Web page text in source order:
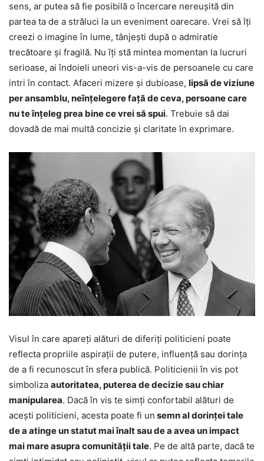
sens, ar putea să fie posibilă o încercare nereușită din
partea ta de a străluci la un eveniment oarecare. Vrei să îți
creezi o imagine în lume, tânjești după o admiratie
trecătoare și fragilă. Nu îți stă mintea momentan la lucruri
serioase, ai îndoieli uneori vis-a-vis de persoanele cu care
intri în contact. Afaceri mizere și dubioase, lipsă de viziune
per ansamblu, neînțelegere față de ceva, persoane care
nu te înțeleg prea bine ce vrei să spui. Trebuie să dai
dovadă de mai multă concizie și claritate în exprimare.
Visul în care apareți alături de diferiți politicieni poate
reflecta propriile aspirații de putere, influență sau dorința
de a fi recunoscut în sfera publică. Politicienii în vis pot
simboliza autoritatea, puterea de decizie sau chiar
manipularea. Dacă în vis te simți confortabil alături de
acești politicieni, acesta poate fi un semn al dorinței tale
de a atinge un statut mai înalt sau de a avea un impact
mai mare asupra comunității tale. Pe de altă parte, dacă te